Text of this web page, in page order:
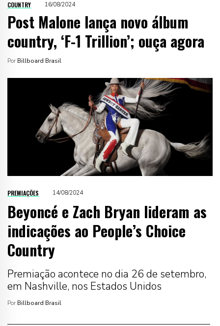
COUNTRY 16/08/2024
Post Malone lança novo álbum
country, ‘F-1 Trillion’; ouça agora
Por Billboard Brasil
PREMIAÇÕES 14/08/2024
Beyoncé e Zach Bryan lideram as
indicações ao People’s Choice
Country
Premiação acontece no dia 26 de setembro,
em Nashville, nos Estados Unidos
Por Billboard Brasil